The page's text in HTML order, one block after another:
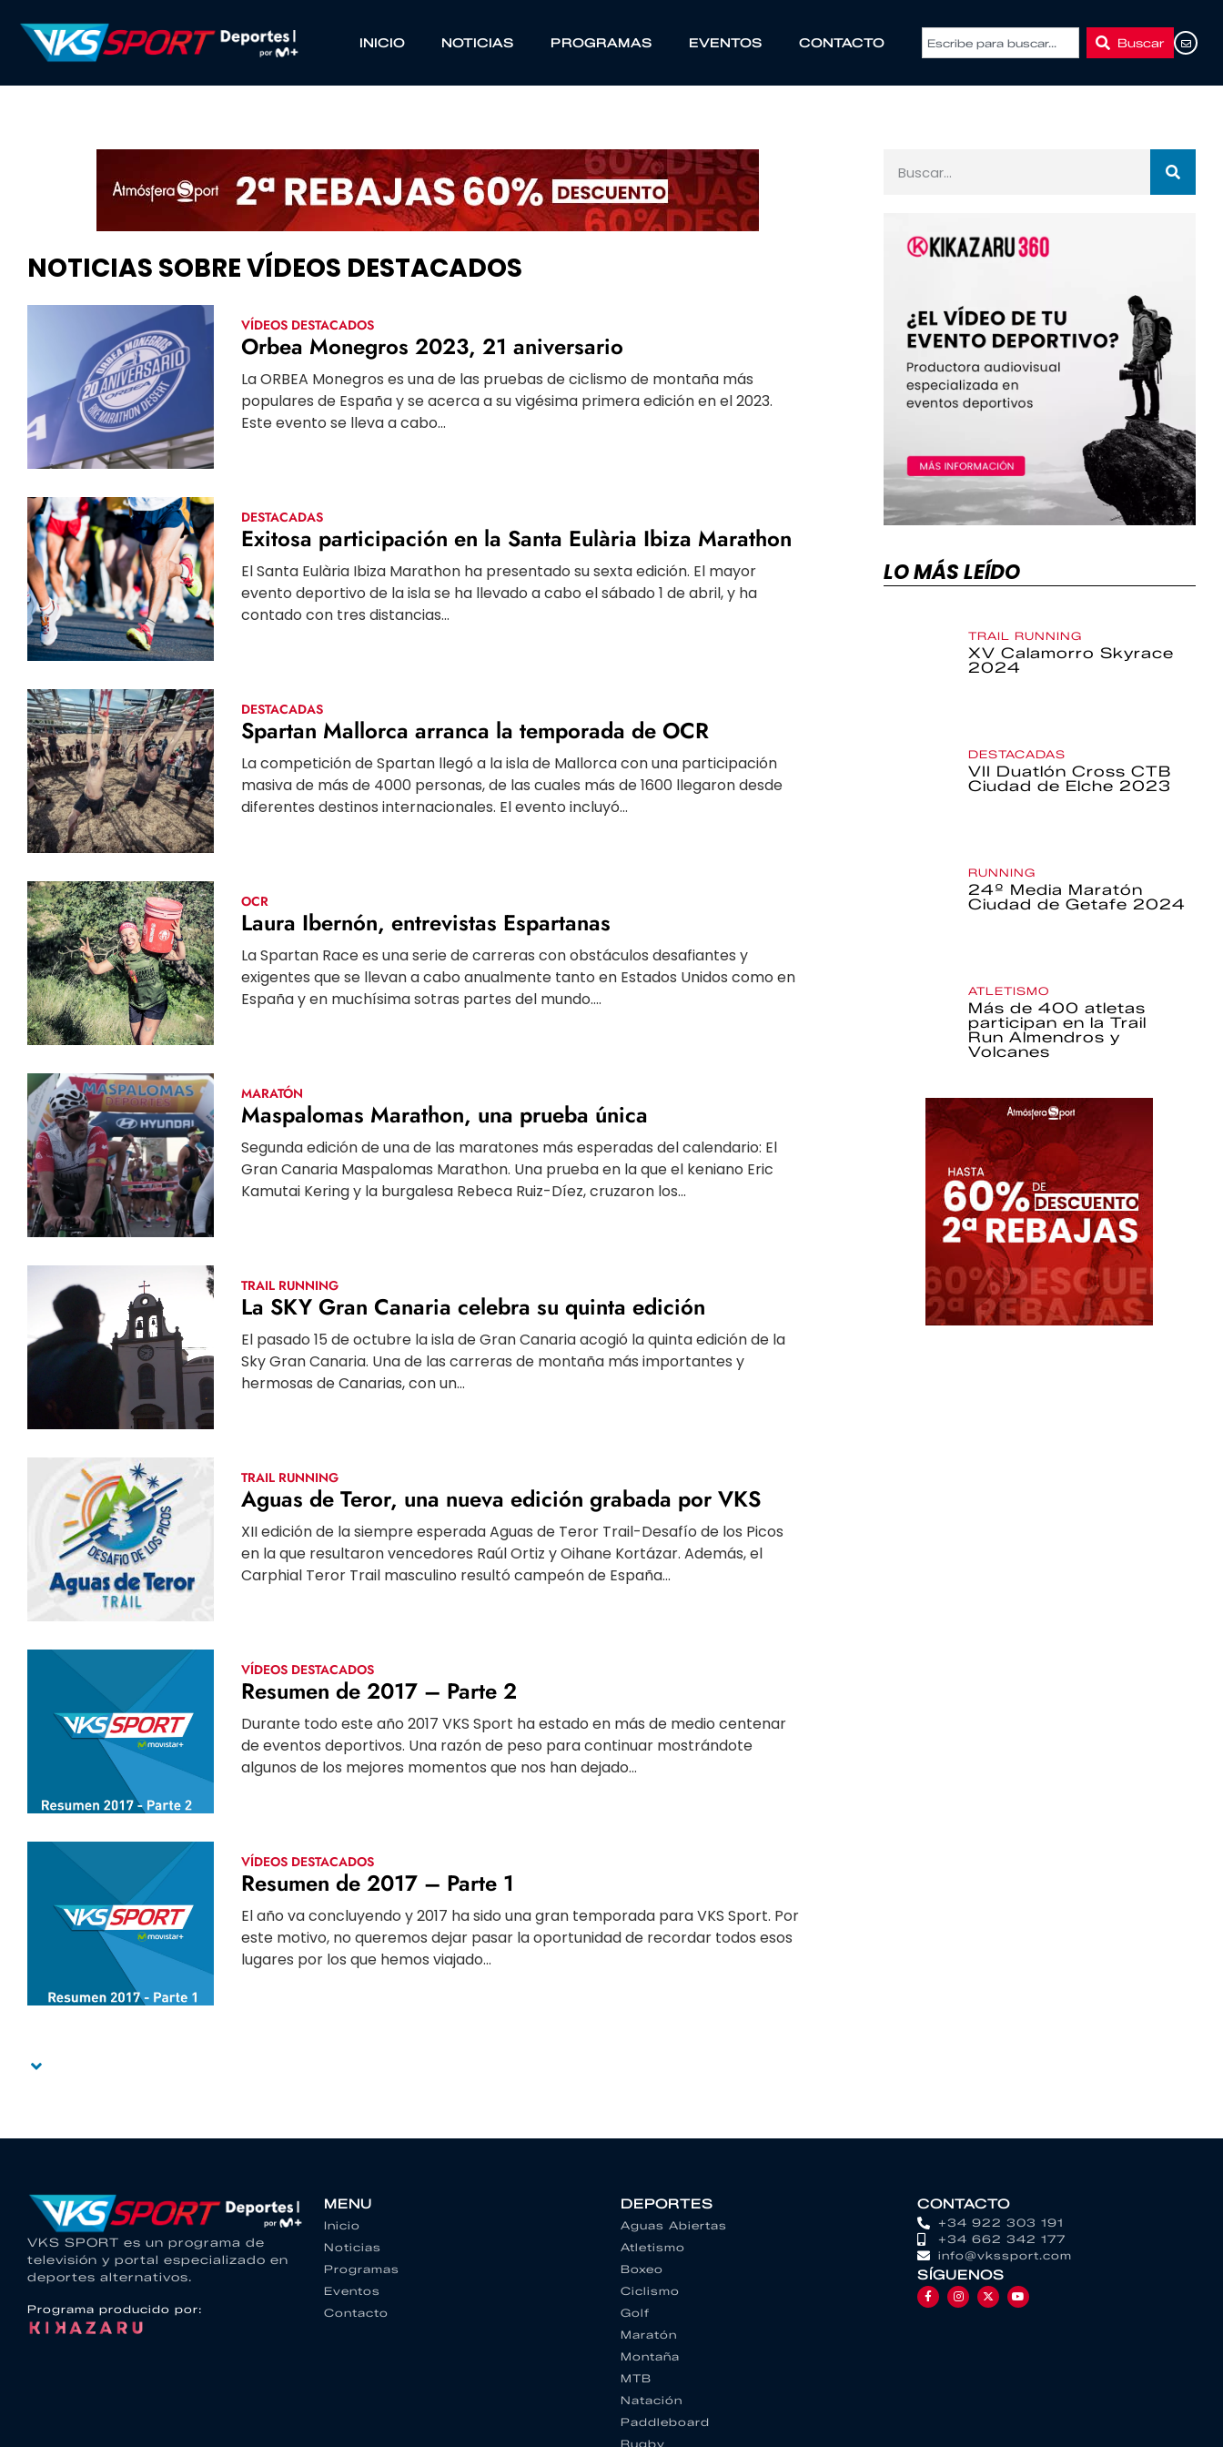
INICIO NOTICIAS PROGRAMAS EVENTOS CONTACTO Buscar
NOTICIAS SOBRE VÍDEOS DESTACADOS
VÍDEOS DESTACADOS
Orbea Monegros 2023, 21 aniversario
La ORBEA Monegros es una de las pruebas de ciclismo de montaña más
populares de España y se acerca a su vigésima primera edición en el 2023.
Este evento se lleva a cabo...
DESTACADAS
Exitosa participación en la Santa Eulària Ibiza Marathon
El Santa Eulària Ibiza Marathon ha presentado su sexta edición. El mayor
evento deportivo de la isla se ha llevado a cabo el sábado 1 de abril, y ha
contado con tres distancias...
DESTACADAS
Spartan Mallorca arranca la temporada de OCR
La competición de Spartan llegó a la isla de Mallorca con una participación
masiva de más de 4000 personas, de las cuales más de 1600 llegaron desde
diferentes destinos internacionales. El evento incluyó...
OCR
Laura Ibernón, entrevistas Espartanas
La Spartan Race es una serie de carreras con obstáculos desafiantes y
exigentes que se llevan a cabo anualmente tanto en Estados Unidos como en
España y en muchísima sotras partes del mundo....
MARATÓN
Maspalomas Marathon, una prueba única
Segunda edición de una de las maratones más esperadas del calendario: El
Gran Canaria Maspalomas Marathon. Una prueba en la que el keniano Eric
Kamutai Kering y la burgalesa Rebeca Ruiz-Díez, cruzaron los...
TRAIL RUNNING
La SKY Gran Canaria celebra su quinta edición
El pasado 15 de octubre la isla de Gran Canaria acogió la quinta edición de la
Sky Gran Canaria. Una de las carreras de montaña más importantes y
hermosas de Canarias, con un...
TRAIL RUNNING
Aguas de Teror, una nueva edición grabada por VKS
XII edición de la siempre esperada Aguas de Teror Trail-Desafío de los Picos
en la que resultaron vencedores Raúl Ortiz y Oihane Kortázar. Además, el
Carphial Teror Trail masculino resultó campeón de España...
VÍDEOS DESTACADOS
Resumen de 2017 – Parte 2
Durante todo este año 2017 VKS Sport ha estado en más de medio centenar
de eventos deportivos. Una razón de peso para continuar mostrándote
algunos de los mejores momentos que nos han dejado...
VÍDEOS DESTACADOS
Resumen de 2017 – Parte 1
El año va concluyendo y 2017 ha sido una gran temporada para VKS Sport. Por
este motivo, no queremos dejar pasar la oportunidad de recordar todos esos
lugares por los que hemos viajado...
LO MÁS LEÍDO
TRAIL RUNNING
XV Calamorro Skyrace
2024
DESTACADAS
VII Duatlón Cross CTB
Ciudad de Elche 2023
RUNNING
24º Media Maratón
Ciudad de Getafe 2024
ATLETISMO
Más de 400 atletas
participan en la Trail
Run Almendros y
Volcanes
VKS SPORT es un programa de
televisión y portal especializado en
deportes alternativos.
Programa producido por:
MENU
Inicio
Noticias
Programas
Eventos
Contacto
DEPORTES
Aguas Abiertas
Atletismo
Boxeo
Ciclismo
Golf
Maratón
Montaña
MTB
Natación
Paddleboard
Rugby
CONTACTO
+34 922 303 191
+34 662 342 177
info@vkssport.com
SÍGUENOS